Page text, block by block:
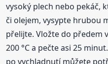
vysoký plech nebo pekáč,
či olejem, vysypte hrubou
přelijte. Vložte do předem
200 °C a pečte asi 25
po vychladnutí můžete